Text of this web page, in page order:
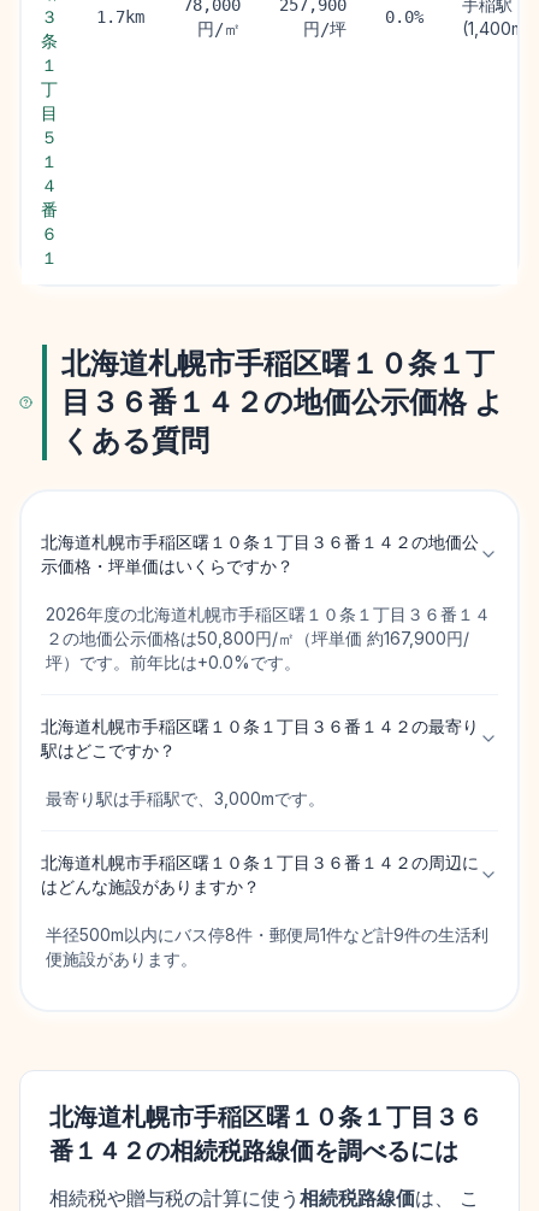
３
条
１
丁
目
５
１
４
番
６
１
1.7km
78,000
円/㎡
257,900
円/坪
0.0%
手稲駅
(1,400m)
北海道札幌市手稲区曙１０条１丁
目３６番１４２の地価公示価格 よ
くある質問
北海道札幌市手稲区曙１０条１丁目３６番１４２の地価公
示価格・坪単価はいくらですか？
2026年度の北海道札幌市手稲区曙１０条１丁目３６番１４
２の地価公示価格は50,800円/㎡（坪単価 約167,900円/
坪）です。前年比は+0.0%です。
北海道札幌市手稲区曙１０条１丁目３６番１４２の最寄り
駅はどこですか？
最寄り駅は手稲駅で、3,000mです。
北海道札幌市手稲区曙１０条１丁目３６番１４２の周辺に
はどんな施設がありますか？
半径500m以内にバス停8件・郵便局1件など計9件の生活利
便施設があります。
北海道札幌市手稲区曙１０条１丁目３６
番１４２の相続税路線価を調べるには
相続税や贈与税の計算に使う 相続税路線価は、 こ